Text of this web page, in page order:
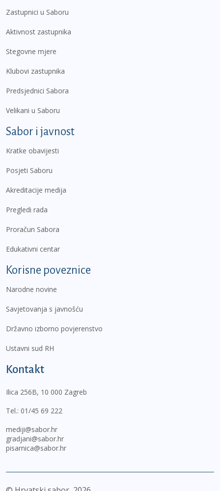
Zastupnici u Saboru
Aktivnost zastupnika
Stegovne mjere
Klubovi zastupnika
Predsjednici Sabora
Velikani u Saboru
Sabor i javnost
Kratke obavijesti
Posjeti Saboru
Akreditacije medija
Pregledi rada
Proračun Sabora
Edukativni centar
Korisne poveznice
Narodne novine
Savjetovanja s javnošću
Državno izborno povjerenstvo
Ustavni sud RH
Kontakt
Ilica 256B, 10 000 Zagreb
Tel.: 01/45 69 222
mediji@sabor.hr
gradjani@sabor.hr
pisarnica@sabor.hr